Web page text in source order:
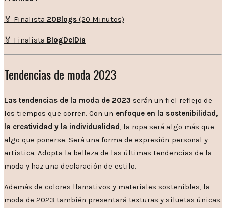
🏅 Finalista 20Blogs (20 Minutos)
🏅 Finalista BlogDelDia
Tendencias de moda 2023
Las tendencias de la moda de 2023 serán un fiel reflejo de
los tiempos que corren. Con un enfoque en la sostenibilidad,
la creatividad y la individualidad, la ropa será algo más que
algo que ponerse. Será una forma de expresión personal y
artística. Adopta la belleza de las últimas tendencias de la
moda y haz una declaración de estilo.
Además de colores llamativos y materiales sostenibles, la
moda de 2023 también presentará texturas y siluetas únicas.